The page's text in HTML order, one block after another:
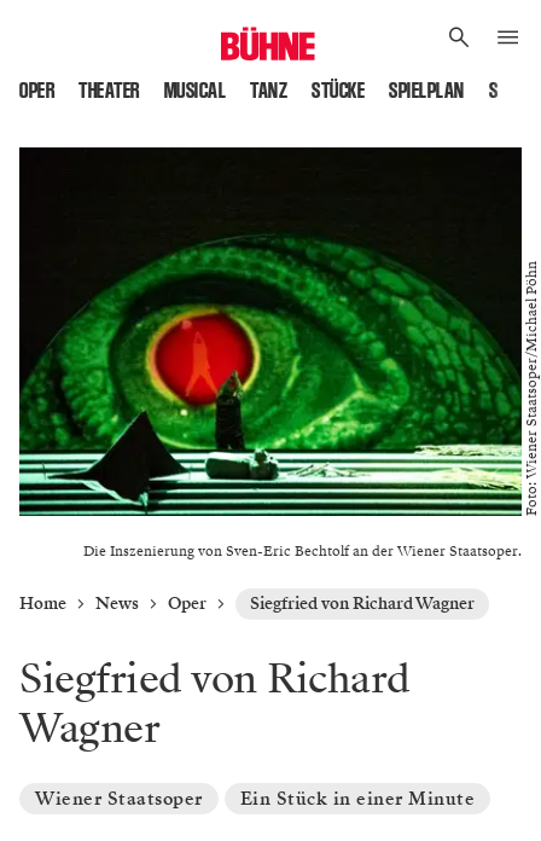
OPER THEATER MUSICAL TANZ STÜCKE SPIELPLAN
Die Inszenierung von Sven-Eric Bechtolf an der Wiener Staatsoper.
Foto: Wiener Staatsoper/Michael Pöhn
Home News Oper Siegfried von Richard Wagner
Siegfried von Richard
Wagner
Wiener Staatsoper Ein Stück in einer Minute